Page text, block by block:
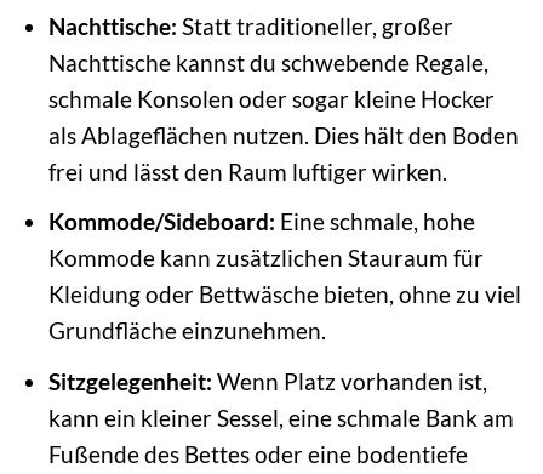
Nachttische: Statt traditioneller, großer
Nachttische kannst du schwebende Regale,
schmale Konsolen oder sogar kleine Hocker
als Ablageflächen nutzen. Dies hält den Boden
frei und lässt den Raum luftiger wirken.
Kommode/Sideboard: Eine schmale, hohe
Kommode kann zusätzlichen Stauraum für
Kleidung oder Bettwäsche bieten, ohne zu viel
Grundfläche einzunehmen.
Sitzgelegenheit: Wenn Platz vorhanden ist,
kann ein kleiner Sessel, eine schmale Bank am
Fußende des Bettes oder eine bodentiefe